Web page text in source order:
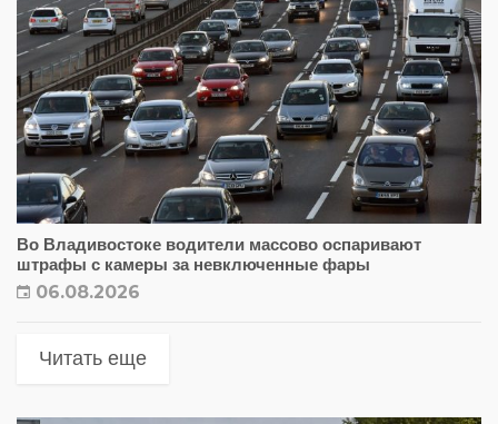
Во Владивостоке водители массово оспаривают
штрафы с камеры за невключенные фары
06.08.2026
Читать еще